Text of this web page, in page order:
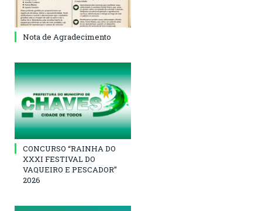
Nota de Agradecimento
CONCURSO “RAINHA DO
XXXI FESTIVAL DO
VAQUEIRO E PESCADOR”
2026